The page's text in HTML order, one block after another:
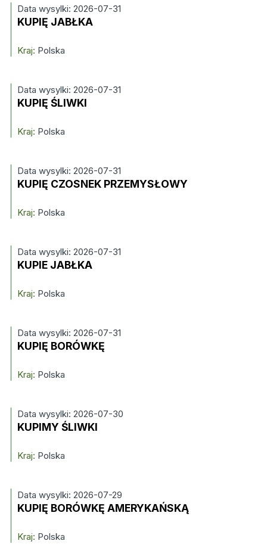
Data wysylki: 2026-07-31
KUPIĘ JABŁKA
Kraj: Polska
Data wysylki: 2026-07-31
KUPIĘ ŚLIWKI
Kraj: Polska
Data wysylki: 2026-07-31
KUPIĘ CZOSNEK PRZEMYSŁOWY
Kraj: Polska
Data wysylki: 2026-07-31
KUPIE JABŁKA
Kraj: Polska
Data wysylki: 2026-07-31
KUPIĘ BORÓWKĘ
Kraj: Polska
Data wysylki: 2026-07-30
KUPIMY ŚLIWKI
Kraj: Polska
Data wysylki: 2026-07-29
KUPIĘ BORÓWKĘ AMERYKAŃSKĄ
Kraj: Polska